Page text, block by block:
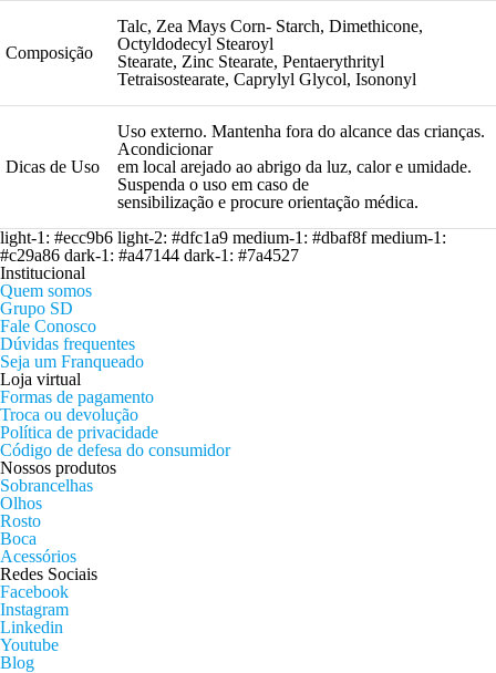
Composição
Talc, Zea Mays Corn- Starch, Dimethicone,
Octyldodecyl Stearoyl
Stearate, Zinc Stearate, Pentaerythrityl
Tetraisostearate, Caprylyl Glycol, Isononyl
Dicas de Uso
Uso externo. Mantenha fora do alcance das crianças.
Acondicionar
em local arejado ao abrigo da luz, calor e umidade.
Suspenda o uso em caso de
sensibilização e procure orientação médica.
light-1: #ecc9b6 light-2: #dfc1a9 medium-1: #dbaf8f medium-1:
#c29a86 dark-1: #a47144 dark-1: #7a4527
Institucional
Quem somos
Grupo SD
Fale Conosco
Dúvidas frequentes
Seja um Franqueado
Loja virtual
Formas de pagamento
Troca ou devolução
Política de privacidade
Código de defesa do consumidor
Nossos produtos
Sobrancelhas
Olhos
Rosto
Boca
Acessórios
Redes Sociais
Facebook
Instagram
Linkedin
Youtube
Blog